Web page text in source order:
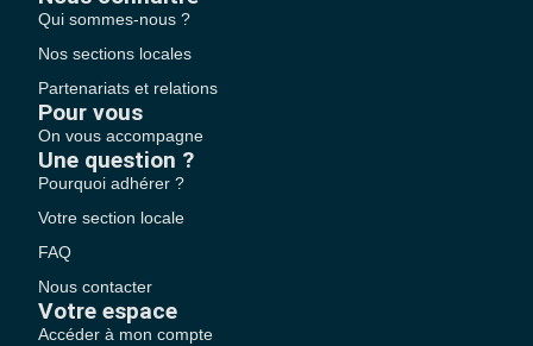
Qui sommes-nous ?
Nos sections locales
Partenariats et relations
Pour vous
On vous accompagne
Une question ?
Pourquoi adhérer ?
Votre section locale
FAQ
Nous contacter
Votre espace
Accéder à mon compte